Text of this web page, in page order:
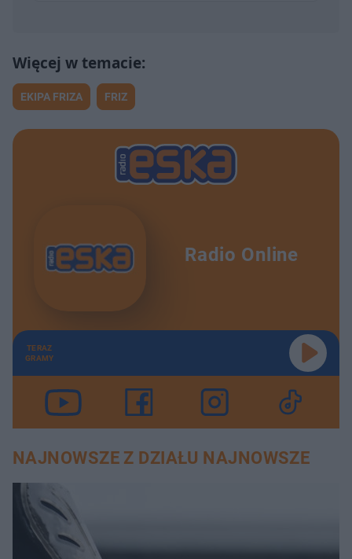
EKIPA FRIZA FRIZ
Radio Online
TERAZ
GRAMY
NAJNOWSZE Z DZIAŁU NAJNOWSZE